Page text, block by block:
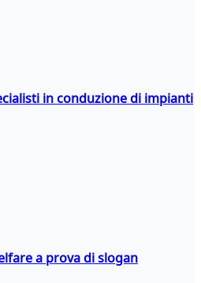
in conduzione di impianti
a prova di slogan